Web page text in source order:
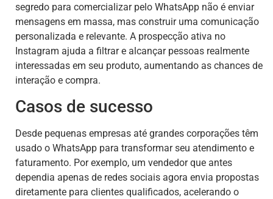
segredo para comercializar pelo WhatsApp não é enviar
mensagens em massa, mas construir uma comunicação
personalizada e relevante. A prospecção ativa no
Instagram ajuda a filtrar e alcançar pessoas realmente
interessadas em seu produto, aumentando as chances de
interação e compra.
Casos de sucesso
Desde pequenas empresas até grandes corporações têm
usado o WhatsApp para transformar seu atendimento e
faturamento. Por exemplo, um vendedor que antes
dependia apenas de redes sociais agora envia propostas
diretamente para clientes qualificados, acelerando o